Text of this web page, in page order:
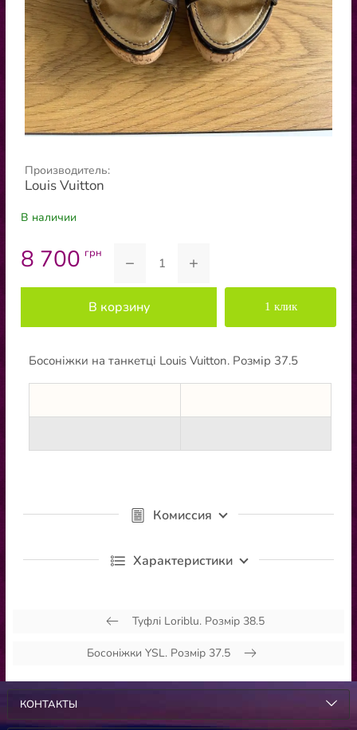
Производитель:
Louis Vuitton
В наличии
8 700 грн − +
В корзину 1 клик
Босоніжки на танкетці Louis Vuitton. Розмір 37.5
Комиссия
Характеристики
Туфлі Loriblu. Розмір 38.5
Босоніжки YSL. Розмір 37.5
КОНТАКТЫ